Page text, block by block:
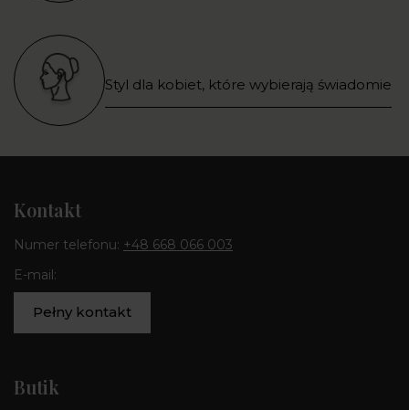
Styl dla kobiet, które wybierają świadomie
Kontakt
Numer telefonu: +48 668 066 003
E-mail:
Pełny kontakt
Butik